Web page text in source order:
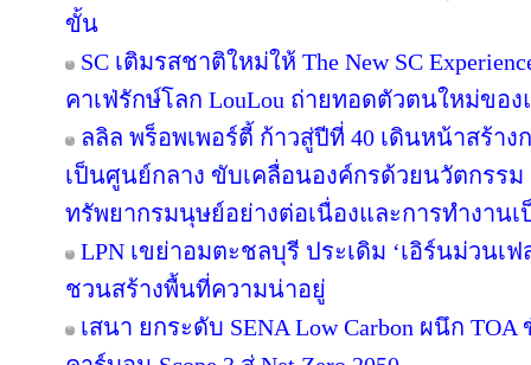
ขั้น
SC เติมรสชาติใหม่ให้ The New SC
คาเฟ่รักษ์โลก LouLou ถ่ายทอดตัวตนใหม่ขอ
ลลิล พร็อพเพอร์ตี้ ก้าวสู่ปีที่ 40 เดินหน้าสร้า
เป็นศูนย์กลาง ขับเคลื่อนองค์กรด้วยนวัตกรร
ทรัพยากรมนุษย์อย่างต่อเนื่องและการทำงาน
LPN เขย่าอมตะชลบุรี ประเดิม ‘เอิร์นม่วนเฟ
ชวนสร้างพื้นที่ความน่าอยู่
เสนา ยกระดับ SENA Low Carbon ผนึก TOA